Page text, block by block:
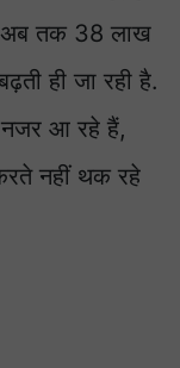
अब तक 38 लाख
ही जा रही है.
नजर आ रहे हैं,
नहीं थक रहे